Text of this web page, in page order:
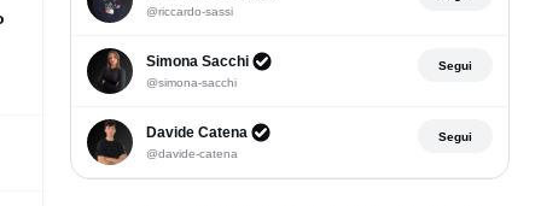
@riccardo-sassi
Simona Sacchi Collaboratore verificato
@simona-sacchi
Segui
Davide Catena Collaboratore verificato
@davide-catena
Segui